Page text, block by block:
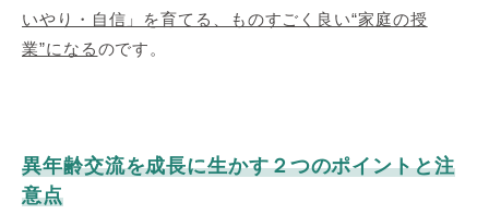
いやり・自信」を育てる、ものすごく良い“家庭の授
業”になるのです。
異年齢交流を成長に生かす２つのポイントと注
意点